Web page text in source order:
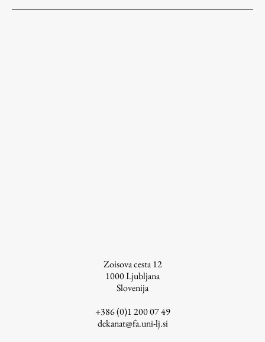
Zoisova cesta 12
1000Ljubljana
Slovenija
+386 (0)1 200 07 49
dekanat@fa.uni-lj.si